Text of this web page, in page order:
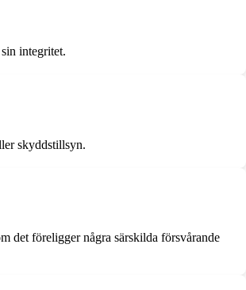
integritet.
skyddstillsyn.
det föreligger några särskilda försvårande